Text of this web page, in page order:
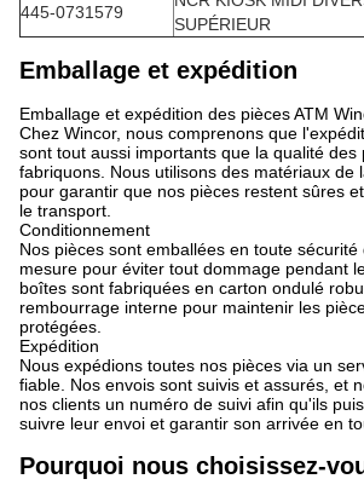
445-0731579
SUPÉRIEUR
Emballage et expédition
Emballage et expédition des pièces ATM
Chez Wincor, nous comprenons que
sont tout aussi importants que la qualité des
fabriquons. Nous utilisons des matériaux de
pour garantir que nos pièces restent sûres
le transport.
Conditionnement
Nos pièces sont emballées en toute
mesure pour éviter tout dommage pendant
boîtes sont fabriquées en carton ondulé
rembourrage interne pour maintenir les
protégées.
Expédition
Nous expédions toutes nos pièces via un
fiable. Nos envois sont suivis et assurés, et
nos clients un numéro de suivi afin qu'ils
suivre leur envoi et garantir son arrivée en
Pourquoi nous choisissez-